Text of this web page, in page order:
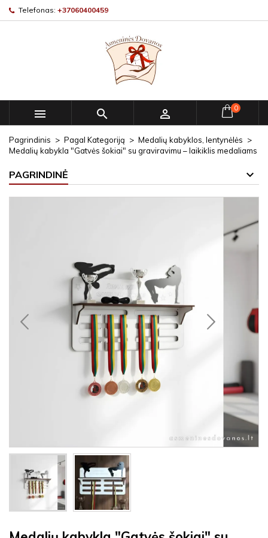
Telefonas: +37060400459
   0
Pagrindinis Pagal Kategoriją
Medalių kabyklos, lentynėlės
Medalių kabykla "Gatvės šokiai" su graviravimu – laikiklis medaliams
PAGRINDINĖ